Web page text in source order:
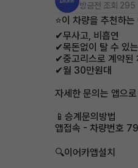
방금전 조회 295
⭐이 차량을 추천하는
✔무사고, 비흡연
✔목돈없이 탈 수 있
✔중고리스로 계약
✔월 30만원대
자세한 문의는 앱으
📱승계문의방법
앱접속 - 차량번호
🔍이어카앱설치